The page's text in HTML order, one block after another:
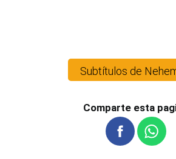
Subtítulos de
Comparte esta